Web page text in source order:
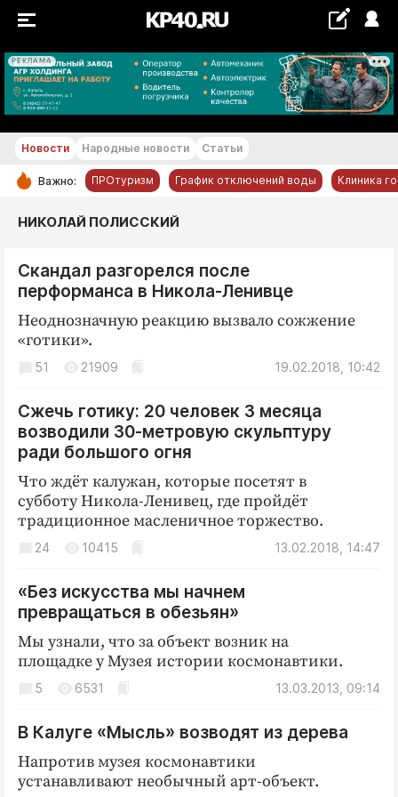
РЕКЛАМА
+23...+24 °С
РУБРИКИ
Новости компаний
Статьи
Народные новости
Криминал
Культура
Недвижимость и ЖКХ
Образование
Общество
Погода
Происшествия
Спорт
Экономика и бизнес
ПРОЕКТЫ
Медиаперсона
Новости Народные новости Статьи
Важно: ПРОтуризм График отключений воды Клиника
НИКОЛАЙ ПОЛИССКИЙ
Скандал разгорелся после
перформанса в Никола-Ленивце
Неоднозначную реакцию вызвало сожжение
«готики».
19.02.2018, 10:42
51 21909
Сжечь готику: 20 человек 3 месяца
возводили 30-метровую скульптуру
ради большого огня
Что ждёт калужан, которые посетят в
субботу Никола-Ленивец, где пройдёт
традиционное масленичное торжество.
13.02.2018, 14:47
24 10415
«Без искусства мы начнем
превращаться в обезьян»
Мы узнали, что за объект возник на
площадке у Музея истории космонавтики.
13.03.2013, 09:14
5 6531
В Калуге «Мысль» возводят из дерева
Напротив музея космонавтики
устанавливают необычный арт-объект.